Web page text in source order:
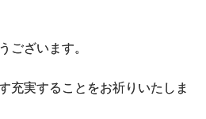
ございます。
充実することをお祈りいたしま